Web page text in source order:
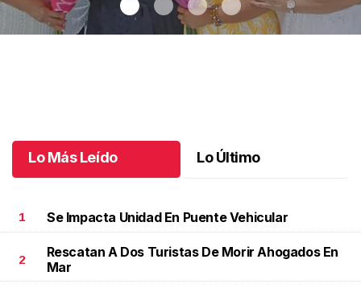
Lo Más Leído Lo Último
1 Se Impacta Unidad En Puente Vehicular
2
Rescatan A Dos Turistas De Morir Ahogados En
Mar